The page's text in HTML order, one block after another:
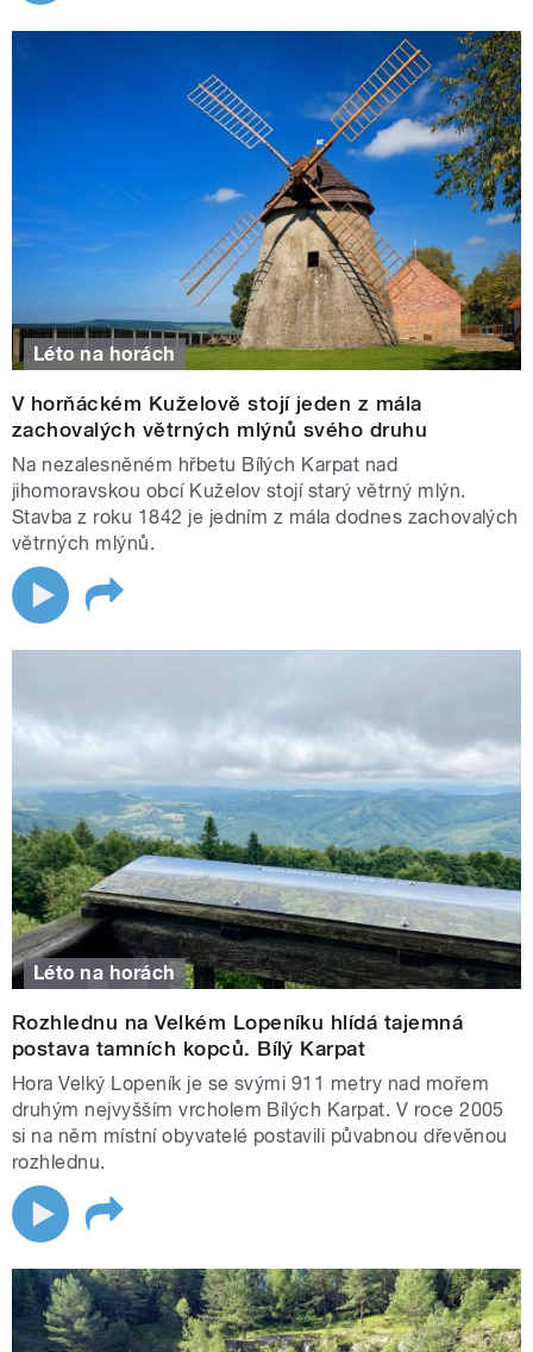
Léto na horách
V horňáckém Kuželově stojí jeden z mála
zachovalých větrných mlýnů svého druhu
Na nezalesněném hřbetu Bílých Karpat nad
jihomoravskou obcí Kuželov stojí starý větrný mlýn.
Stavba z roku 1842 je jedním z mála dodnes zachovalých
větrných mlýnů.
Léto na horách
Rozhlednu na Velkém Lopeníku hlídá tajemná
postava tamních kopců. Bílý Karpat
Hora Velký Lopeník je se svými 911 metry nad mořem
druhým nejvyšším vrcholem Bílých Karpat. V roce 2005
si na něm místní obyvatelé postavili půvabnou dřevěnou
rozhlednu.